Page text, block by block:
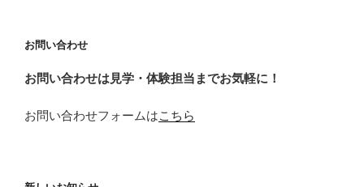
ン
お問い合わせ
お問い合わせは見学・体験担当までお気軽に！
お問い合わせフォームはこちら